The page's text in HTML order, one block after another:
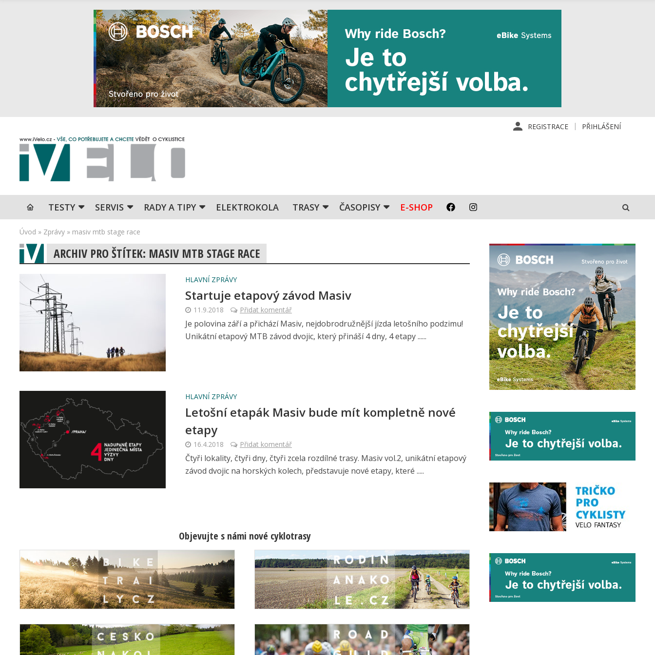
REGISTRACE PŘIHLÁŠENÍ
TESTY SERVIS RADY A TIPY ELEKTROKOLA TRASY ČASOPISY E-SHOP
Úvod » Zprávy » masiv mtb stage race
ARCHIV PRO ŠTÍTEK: MASIV MTB STAGE RACE
HLAVNÍ ZPRÁVY
Startuje etapový závod Masiv
11.9.2018 Přidat komentář
Je polovina září a přichází Masiv, nejdobrodružnější jízda letošního podzimu!
Unikátní etapový MTB závod dvojic, který přináší 4 dny, 4 etapy ......
HLAVNÍ ZPRÁVY
Letošní etapák Masiv bude mít kompletně nové
etapy
16.4.2018 Přidat komentář
Čtyři lokality, čtyři dny, čtyři zcela rozdílné trasy. Masiv vol.2, unikátní etapový
závod dvojic na horských kolech, představuje nové etapy, které .....
Objevujte s námi nové cyklotrasy